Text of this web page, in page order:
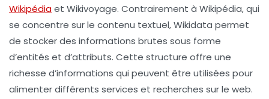
Wikipédiaet Wikivoyage. Contrairement à Wikipédia, qui
se concentre sur le contenu textuel,Wikidata permet
de stocker des informations brutes sous forme
d’entités et d’attributs. Cette structure offre une
richesse d’informations qui peuvent être utilisées pour
alimenter différents services et recherches sur le web.